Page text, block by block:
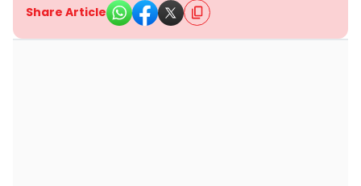
Share Article